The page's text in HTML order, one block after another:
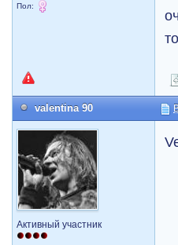
Пол:
valentina 90
Активный участник